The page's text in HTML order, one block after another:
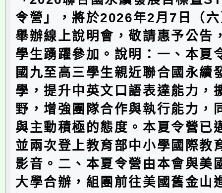
令營」，將於2026年2月7日（
舉辦線上說明會，敬請惠予公告
學生踴躍參加。說明：一、本夏
國九至高三學生親近聯合國永續
學，提升中英文口語表達能力，
野，增強團隊合作與執行能力，
與主動積極的態度。本夏令營已
並兩次登上教育部中小學國際教
影音。二、本夏令營由本會與美
大學合辦，組團前往美國舊金山